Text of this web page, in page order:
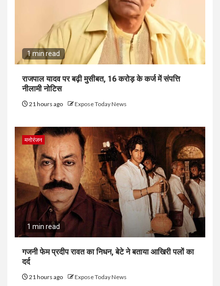
1 min read
राजपाल यादव पर बढ़ी मुसीबत, 16 करोड़ के कर्ज में संपत्ति
नीलामी नोटिस
21 hours ago Expose Today News
मनोरंजन
1 min read
गजनी फेम प्रदीप रावत का निधन, बेटे ने बताया आखिरी पलों का
दर्द
21 hours ago Expose Today News